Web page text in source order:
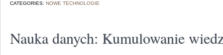
CATEGORIES: NOWE TECHNOLOGIE
Nauka danych: Kumulowanie